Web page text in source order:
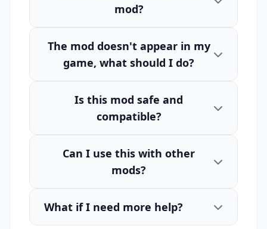
mod?
The mod doesn't appear in my
game, what should I do?
Is this mod safe and
compatible?
Can I use this with other
mods?
What if I need more help?